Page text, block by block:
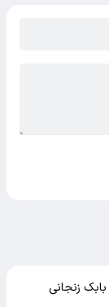
بابک زنجانی